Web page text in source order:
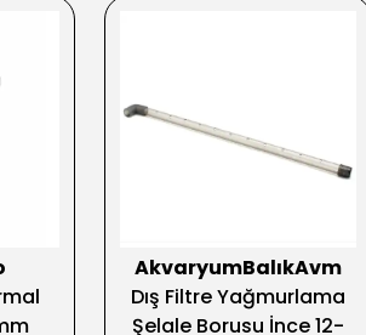
AkvaryumBalıkAvm
Dış Filtre Yağmurlama
Şelale Borusu İnce 12-